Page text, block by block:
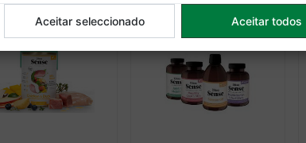
Aceitar seleccionado Aceitar todos